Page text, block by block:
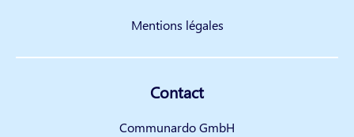
Mentions légales
Contact
Communardo GmbH